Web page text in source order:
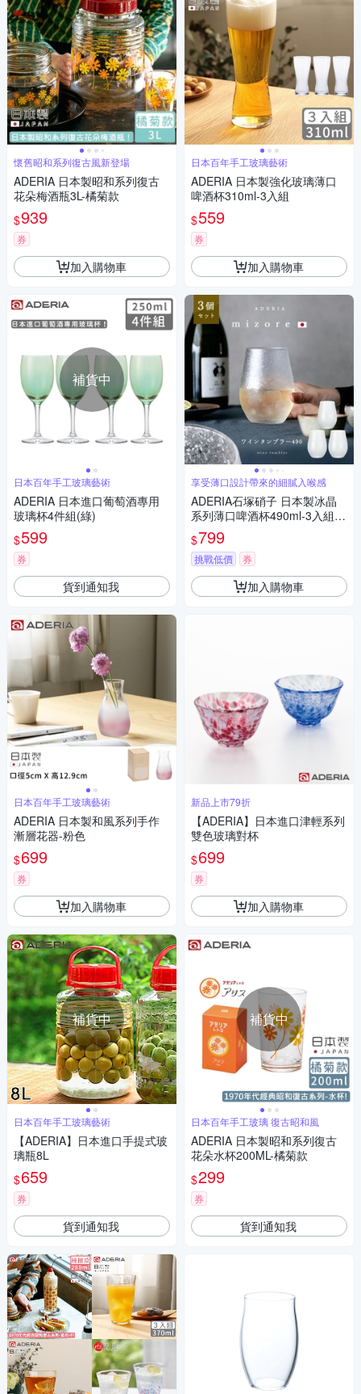
懷舊昭和系列復古風新登場
ADERIA 日本製昭和系列復古
花朵梅酒瓶3L-橘菊款
$939
券
加入購物車
補貨中
日本百年手工玻璃藝術
ADERIA 日本進口葡萄酒專用
玻璃杯4件組(綠)
$599
券
貨到通知我
日本百年手工玻璃藝術
ADERIA 日本製和風系列手作
漸層花器-粉色
$699
券
加入購物車
補貨中
日本百年手工玻璃藝術
【ADERIA】日本進口手提式玻
璃瓶8L
$659
券
貨到通知我
日本百年手工玻璃藝術
ADERIA 日本製強化玻璃薄口
啤酒杯310ml-3入組
$559
券
加入購物車
享受薄口設計帶來的細膩入喉感
ADERIA石塚硝子 日本製冰晶
系列薄口啤酒杯490ml-3入組｜
威士忌杯 啤酒杯 薄口杯 涼花
過年送禮 日本進口
$799
挑戰低價 券
加入購物車
新品上市79折
【ADERIA】日本進口津輕系列
雙色玻璃對杯
$699
券
加入購物車
補貨中
日本百年手工玻璃 復古昭和風
ADERIA 日本製昭和系列復古
花朵水杯200ML-橘菊款
$299
券
貨到通知我